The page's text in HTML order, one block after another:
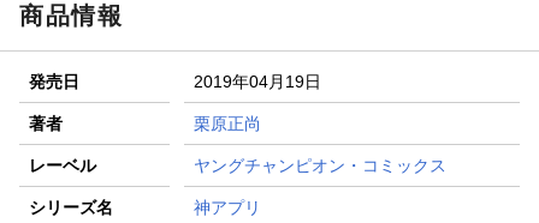
商品情報
発売日 2019年04月19日
著者 栗原正尚
レーベル ヤングチャンピオン・コミックス
シリーズ名 神アプリ